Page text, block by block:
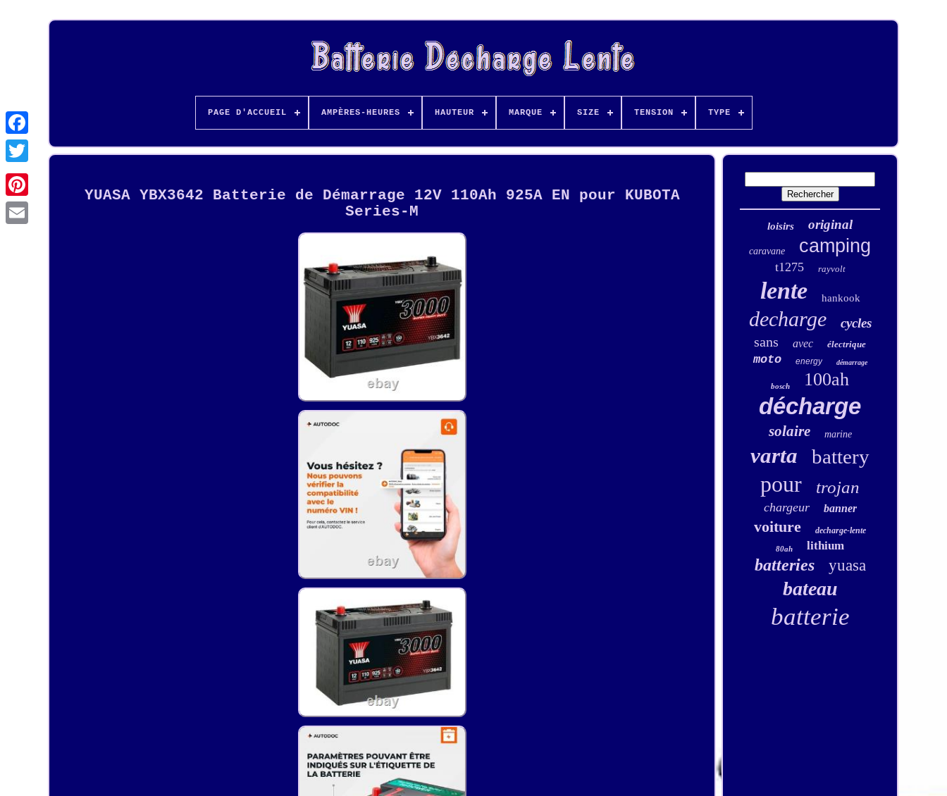
Pinterest
PAGE D'ACCUEIL AMPÈRES-HEURES HAUTEUR MARQUE SIZE TENSION TYPE
YUASA YBX3642 Batterie de Démarrage 12V 110Ah 925A EN pour KUBOTA
Series-M
loisirs original
caravane camping
t1275 rayvolt
lente hankook
decharge cycles
sans avec électrique
moto energy démarrage
bosch 100ah
décharge
solaire marine
varta battery
pour trojan
chargeur banner
voiture decharge-lente
80ah lithium
batteries yuasa
bateau
batterie